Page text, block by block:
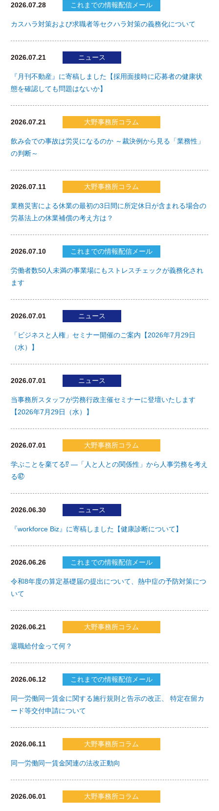
2026.07.28 これまでの情報配信メール
カスハラ対策および求職者等セクハラ対策の義務化について
2026.07.21 ニュース
『月刊不動産』に寄稿しました【採用面接時に応募者の健康状
態を確認しても問題はないか】
2026.07.21 大野事務所コラム
飲み会での事故は労災になるのか ～裁決例から見る「業務性」
の判断～
2026.07.11 大野事務所コラム
業務災害による休業の最初の3日間に所定休日が含まれる場合の
労基法上の休業補償の考え方は？
2026.07.10 これまでの情報配信メール
労働者数50人未満の事業場にもストレスチェックが義務化され
ます
2026.07.01 ニュース
「ビジネスと人権」セミナー開催のご案内【2026年7月29日
（水）】
2026.07.01 ニュース
当事務所スタッフが労務行政主催セミナーに登壇いたします
【2026年7月29日（水）】
2026.07.01 大野事務所コラム
学ぶことを棄てる⁉ ―「人と人との関係性」から人事労務を考え
る㊼
2026.06.30 ニュース
『workforce Biz』に寄稿しました【健康診断について】
2026.06.26 これまでの情報配信メール
令和8年度の算定基礎届の提出について、熱中症の予防対策につ
いて
2026.06.21 大野事務所コラム
退職給付金って何？
2026.06.12 これまでの情報配信メール
同一労働同一賃金に関する施行規則と告示の改正、 特定在留カ
ード等交付申請について
2026.06.11 大野事務所コラム
同一労働同一賃金関連の法改正動向
2026.06.01 大野事務所コラム